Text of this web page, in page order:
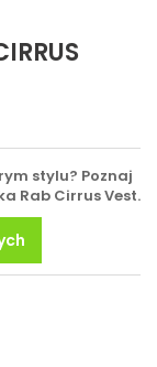
stylu? Poznaj
Rab Cirrus Vest.